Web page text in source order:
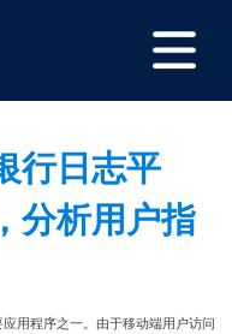
行日志平
分析用户指
用程序之一。由于移动端用户访问